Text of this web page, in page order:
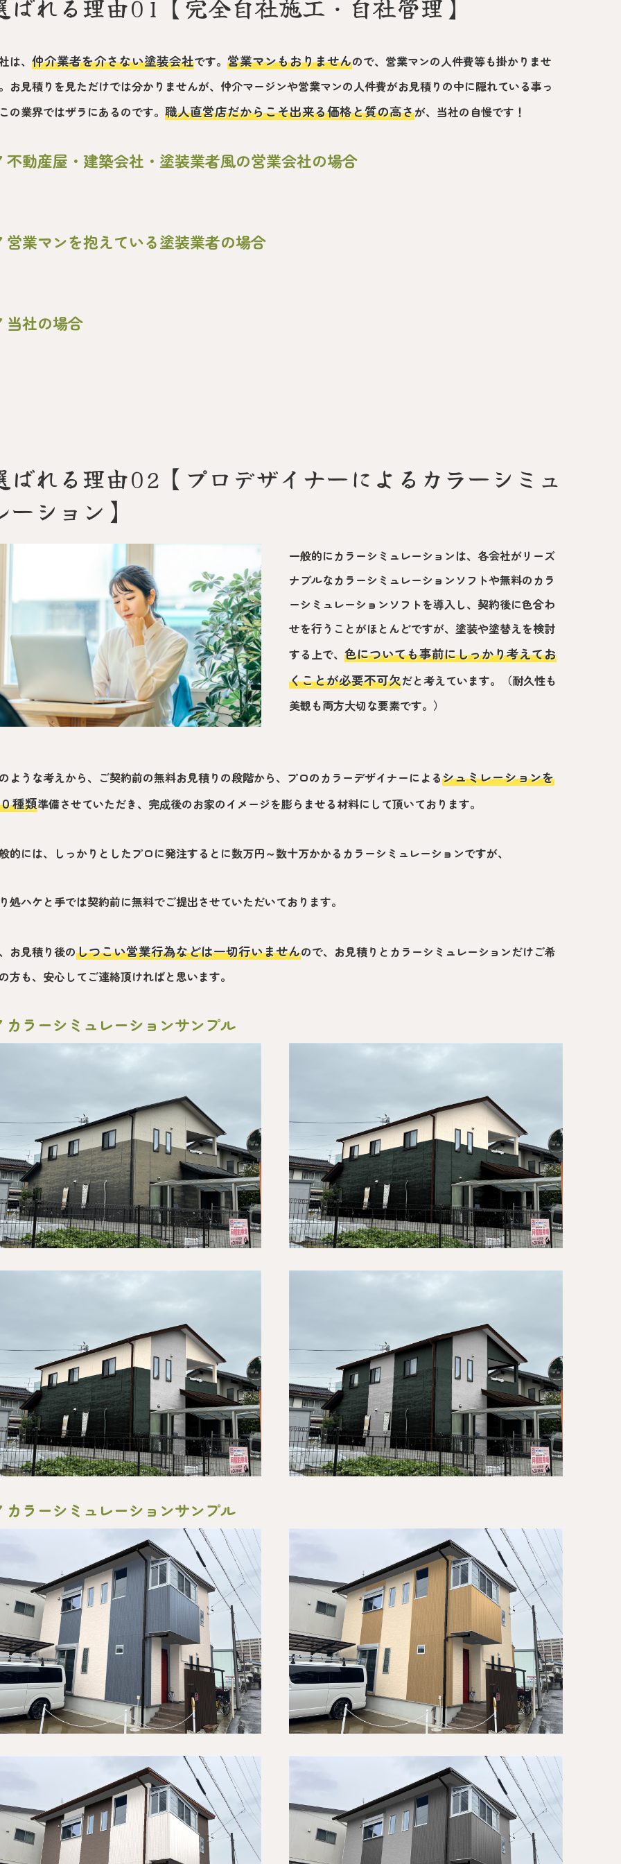
ばれる理由01【完全自社施工・自社管理】
は、 仲介業者を介さない塗装会社です。 営業マンもおりませんので、営業マンの人件費等も掛かりませ
お見積りを見ただけでは分かりませんが、仲介マージンや営業マンの人件費がお見積りの中に隠れている事っ
の業界ではザラにあるのです。 職人直営店だからこそ出来る価格と質の高さが、当社の自慢です！
動産屋・建築会社・塗装業者風の営業会社の場合
業マンを抱えている塗装業者の場合
社の場合
ばれる理由02【プロデザイナーによるカラーシミュ
ーション】
一般的にカラーシミュレーションは、各会社がリーズ
ナブルなカラーシミュレーションソフトや無料のカラ
ーシミュレーションソフトを導入し、契約後に色合わ
せを行うことがほとんどですが、塗装や塗替えを検討
する上で、 色についても事前にしっかり考えてお
くことが必要不可欠だと考えています。（耐久性も
美観も両方大切な要素です。）
ような考えから、ご契約前の無料お見積りの段階から、プロのカラーデザイナーによるシュミレーションを
種類準備させていただき、完成後のお家のイメージを膨らませる材料にして頂いております。
的には、しっかりとしたプロに発注するとに数万円～数十万かかるカラーシミュレーションですが、
処ハケと手では契約前に無料でご提出させていただいております。
お見積り後のしつこい営業行為などは一切行いませんので、お見積りとカラーシミュレーションだけご希
方も、安心してご連絡頂ければと思います。
ラーシミュレーションサンプル
ラーシミュレーションサンプル